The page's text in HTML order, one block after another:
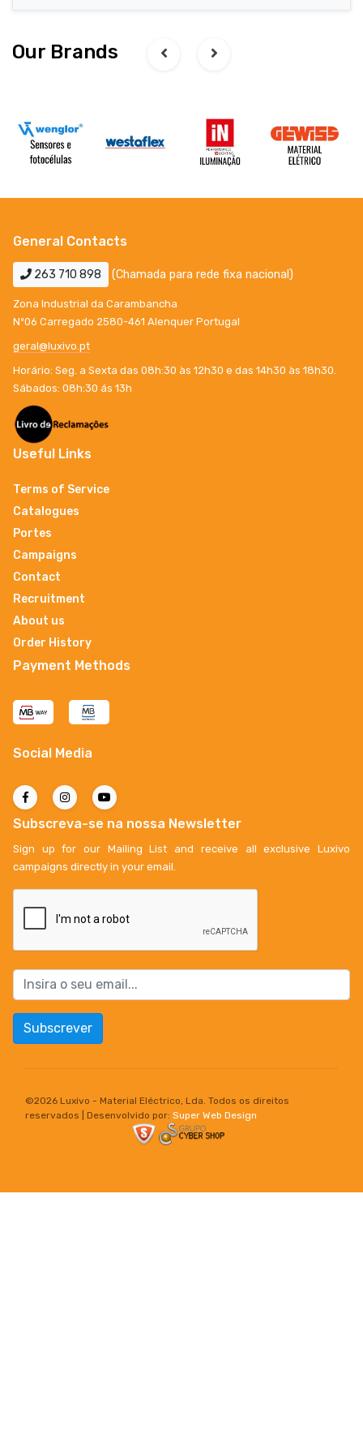
Our Brands
General Contacts
263 710 898 (Chamada para rede fixa nacional)
Zona Industrial da Carambancha
Nº06 Carregado 2580-461 Alenquer Portugal
geral@luxivo.pt
Horário: Seg. a Sexta das 08h:30 às 12h30 e das 14h30 às 18h30.
Sábados: 08h:30 ás 13h
Useful Links
Terms of Service
Catalogues
Portes
Campaigns
Contact
Recruitment
About us
Order History
Payment Methods
Social Media
Subscreva-se na nossa Newsletter
Sign up for our Mailing List and receive all exclusive Luxivo
campaigns directly in your email.
Subscrever
©2026 Luxivo - Material Eléctrico, Lda. Todos os direitos
reservados | Desenvolvido por: Super Web Design